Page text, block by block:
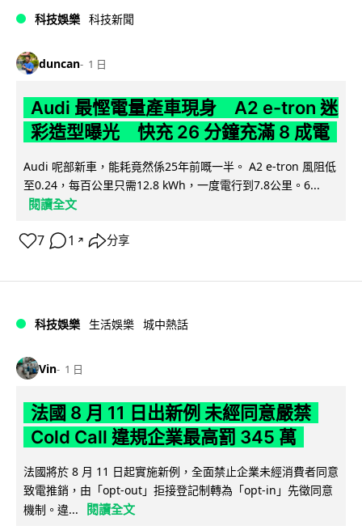
科技娛樂 科技新聞
duncan 1 日
Audi 最慳電量產車現身 A2 e-tron 迷
彩造型曝光 快充 26 分鐘充滿 8 成電
Audi 呢部新車，能耗竟然係25年前嘅一半。 A2 e-tron 風阻低
至0.24，每百公里只需12.8 kWh，一度電行到7.8公里。6...
閱讀全文
7 1 ↗ 分享
科技娛樂 生活娛樂 城中熱話
Vin 1 日
法國 8 月 11 日出新例 未經同意嚴禁
Cold Call 違規企業最高罰 345 萬
法國將於 8 月 11 日起實施新例，全面禁止企業未經消費者同意
致電推銷，由「opt-out」拒接登記制轉為「opt-in」先徵同意
機制。違...
閱讀全文